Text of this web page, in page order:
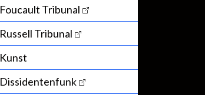
Foucault Tribunal
Russell Tribunal
Kunst
Dissidentenfunk